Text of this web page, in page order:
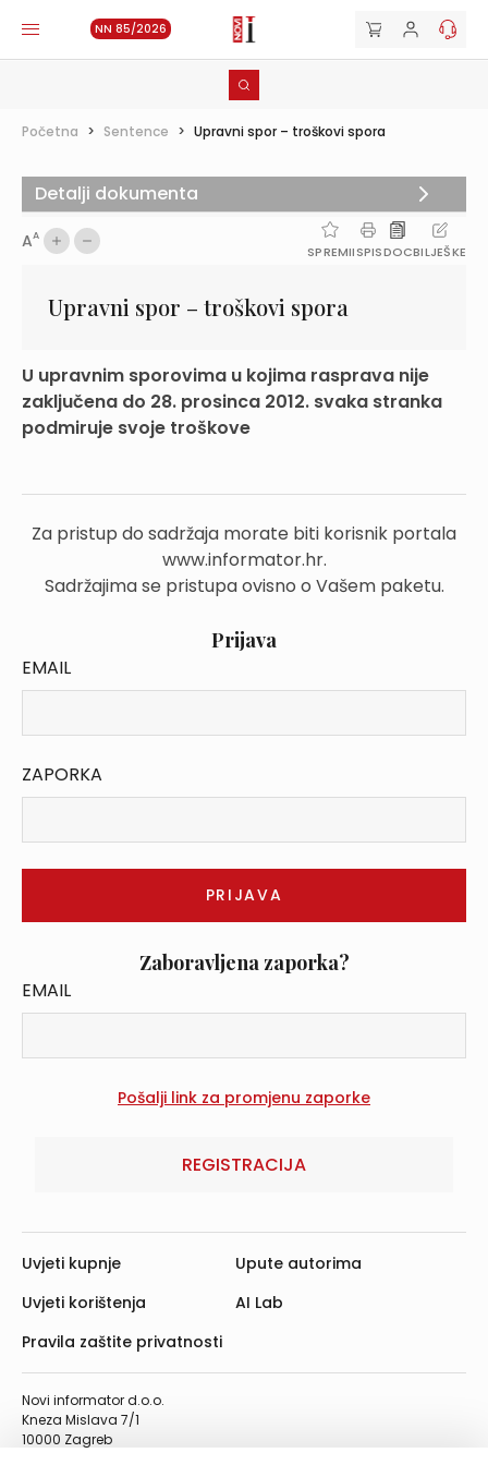
NN 85/2026
Početna > Sentence > Upravni spor – troškovi spora
AA
SPREMIISPISDOCBILJEŠKE
Upravni spor – troškovi spora
U upravnim sporovima u kojima rasprava nije
zaključena do 28. prosinca 2012. svaka stranka
podmiruje svoje troškove
Za pristup do sadržaja morate biti korisnik portala
www.informator.hr.
Sadržajima se pristupa ovisno o Vašem paketu.
Prijava
EMAIL
ZAPORKA
Zaboravljena zaporka?
EMAIL
REGISTRACIJA
Detalji dokumenta
Novi informator d.o.o.
Kneza Mislava 7/1
10000 Zagreb
Uvjeti kupnje
Uvjeti korištenja
Pravila zaštite privatnosti
Upute autorima
AI Lab